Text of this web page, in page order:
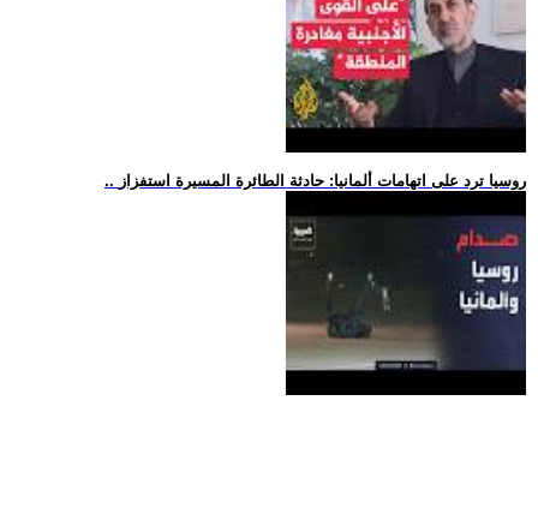
.. روسيا ترد على اتهامات ألمانيا: حادثة الطائرة المسيرة استفزاز